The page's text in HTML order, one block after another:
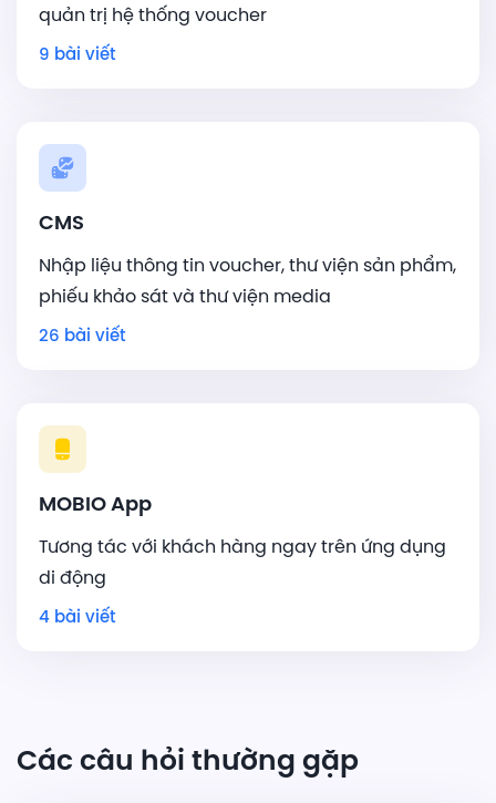
quản trị hệ thống voucher
9 bài viết
CMS
Nhập liệu thông tin voucher, thư viện sản phẩm,
phiếu khảo sát và thư viện media
26 bài viết
MOBIO App
Tương tác với khách hàng ngay trên ứng dụng
di động
4 bài viết
Các câu hỏi thường gặp